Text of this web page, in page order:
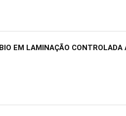
EM LAMINAÇÃO CONTROLADA